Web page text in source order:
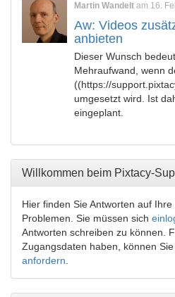
Martin Wandelt am 16.
Aw: Videos
anbieten
Dieser Wunsch
Mehraufwand, wenn
((https://
umgesetzt wird. Ist
eingeplant.
Willkommen beim Pixtacy-
Hier finden Sie Antworten auf
Problemen. Sie müssen sich
Antworten schreiben zu können.
Zugangsdaten haben, können
anfordern